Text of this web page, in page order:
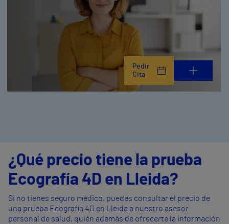
Pedir
Cita
¿Qué precio tiene la prueba
Ecografía 4D en Lleida?
Si no tienes seguro médico, puedes consultar el precio de
una prueba Ecografía 4D en Lleida a nuestro asesor
personal de salud, quién además de ofrecerte la información